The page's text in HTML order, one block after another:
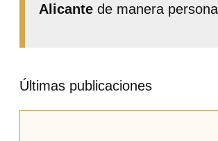
Alicante de manera
Últimas publicaciones